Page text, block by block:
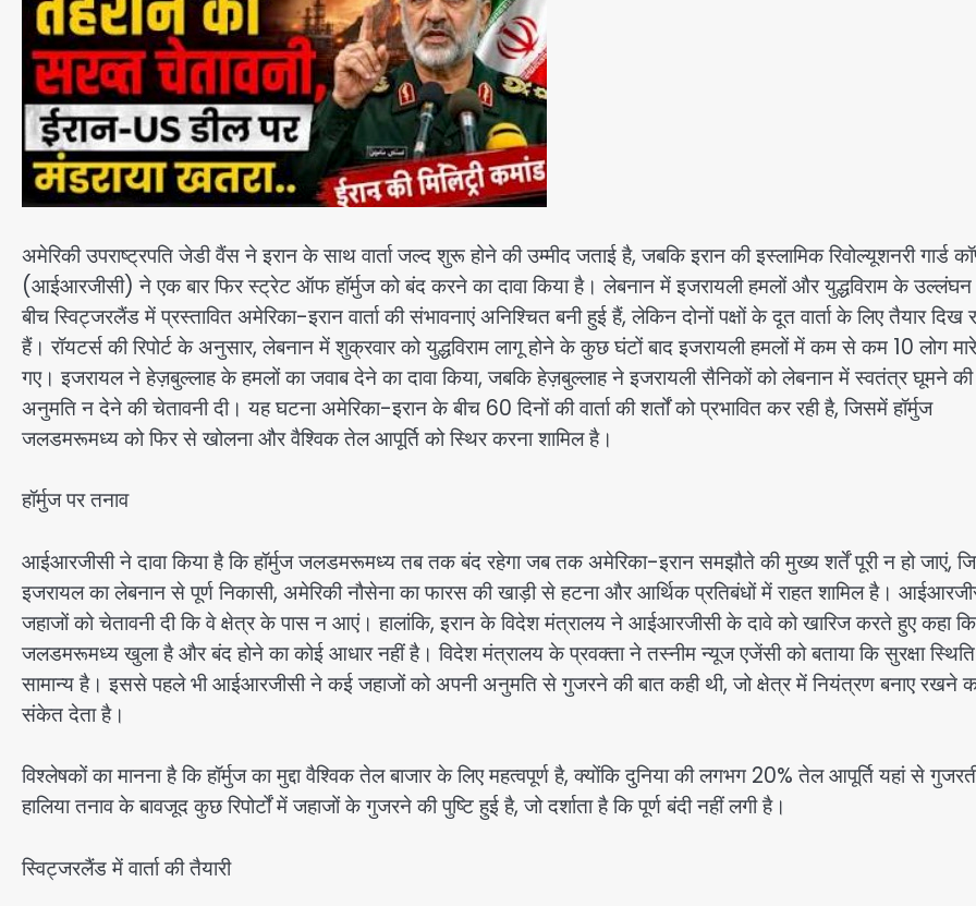
अमेरिकी उपराष्ट्रपति जेडी वैंस ने इरान के साथ वार्ता जल्द शुरू होने की उम्मीद जताई है, जबकि इरान की इस्लामिक रिवोल्यूशनरी गार्ड
(आईआरजीसी) ने एक बार फिर स्ट्रेट ऑफ हॉर्मुज को बंद करने का दावा किया है। लेबनान में इजरायली हमलों और युद्धविराम के
बीच स्विट्जरलैंड में प्रस्तावित अमेरिका-इरान वार्ता की संभावनाएं अनिश्चित बनी हुई हैं, लेकिन दोनों पक्षों के दूत वार्ता के लिए तैयार दिख
हैं। रॉयटर्स की रिपोर्ट के अनुसार, लेबनान में शुक्रवार को युद्धविराम लागू होने के कुछ घंटों बाद इजरायली हमलों में कम से कम 10 लोग मारे
गए। इजरायल ने हेज़बुल्लाह के हमलों का जवाब देने का दावा किया, जबकि हेज़बुल्लाह ने इजरायली सैनिकों को लेबनान में स्वतंत्र घूमने की
अनुमति न देने की चेतावनी दी। यह घटना अमेरिका-इरान के बीच 60 दिनों की वार्ता की शर्तों को प्रभावित कर रही है, जिसमें हॉर्मुज
जलडमरूमध्य को फिर से खोलना और वैश्विक तेल आपूर्ति को स्थिर करना शामिल है।
हॉर्मुज पर तनाव
आईआरजीसी ने दावा किया है कि हॉर्मुज जलडमरूमध्य तब तक बंद रहेगा जब तक अमेरिका-इरान समझौते की मुख्य शर्तें पूरी न हो जाएं,
इजरायल का लेबनान से पूर्ण निकासी, अमेरिकी नौसेना का फारस की खाड़ी से हटना और आर्थिक प्रतिबंधों में राहत शामिल है।
जहाजों को चेतावनी दी कि वे क्षेत्र के पास न आएं। हालांकि, इरान के विदेश मंत्रालय ने आईआरजीसी के दावे को खारिज करते हुए कहा कि
जलडमरूमध्य खुला है और बंद होने का कोई आधार नहीं है। विदेश मंत्रालय के प्रवक्ता ने तस्नीम न्यूज एजेंसी को बताया कि सुरक्षा स्थिति
सामान्य है। इससे पहले भी आईआरजीसी ने कई जहाजों को अपनी अनुमति से गुजरने की बात कही थी, जो क्षेत्र में नियंत्रण बनाए रखने
संकेत देता है।
विश्लेषकों का मानना है कि हॉर्मुज का मुद्दा वैश्विक तेल बाजार के लिए महत्वपूर्ण है, क्योंकि दुनिया की लगभग 20% तेल आपूर्ति यहां से
हालिया तनाव के बावजूद कुछ रिपोर्टों में जहाजों के गुजरने की पुष्टि हुई है, जो दर्शाता है कि पूर्ण बंदी नहीं लगी है।
स्विट्जरलैंड में वार्ता की तैयारी